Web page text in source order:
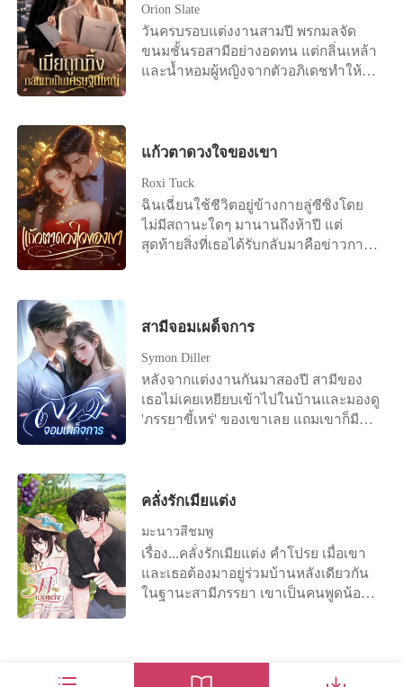
หลบอยู่ด้านหลังผู้เป็นอาจารย์ "จี้คงมี
อะไร" "นะนางลืมตาขอรับท่านอาจารย์"
เด็กน้อยชี้นิ้วสั่น ๆ ไปที่ศพบนพื้น "ว่า
ลำบากยากเย็น "นี่มัน...เป็นไปไม่ได้" รีบ
คว้าข้อมือของเด็กน้อยมาจับชีพจรดู
ดวงตาของนักพรตเฒ่ามืดมนลงในทันที
แตะนิ้วทำนายชะตา นี่มันคือการสลับ
ร่างเปลี่ยนวิญญาณ ดึงตัวลูกศิษย์ถอย
หลังไปสามก้าว "ผีร้ายตนไหนกล้ามา
ได้ว่าเธอกำลังขับรถกลับบ้าน ใช่แล้ว
เกิดอุบัติเหตุขึ้น มีรถบรรทุกเสียหลัก พุ่ง
มาชนรถของเธอ จากนั้นทุกอย่างก็ดับวูบ
ไป ท่าทางเหม่อลอยไร้สติของนางทำ
นักพรตเฒ่าหวาดระแวงในทันที เตรียม
หยิบยันต์ป้องกันภูตผีออกมา ขณะที่เด็ก
ขยับปลายเท้าเข้าหากัน ขาก็สั้น พลิก
ร้องไห้ นี่มันโลกถล่มใส่หัวของเธอหรือ
อย่างไรกัน เปรี๊ยะ ! ยันต์ขับไล่ภูตผีถูกปา
ใส่นางสุดแรง ก่อนที่มันจะปลิวร่อนลงไป
กองอยู่บนพื้น ยันต์ไม่เกิดการเผาไหม้ ผี
ฟาดออกมาอีกแผ่น นี่นับเป็นยันต์ที่ทรง
ทำไมต้องมาเบ่งแทนวะ ให้ไปแม่น้ำ
เหลืองเลยไม่ได้หรือไง มันเจ็บนะโว้ย
ฮือๆๆๆ สาวใช้ของนางพยายามช่วย ป้า
หูอายุห้าสิบแล้ว เป็นชาวบ้านครอบครัว
ทำคลอดแต่ข้าก็เคยคลอดลูกแหละน่า
สลบไปแบบเมื่อกี้เล่า อดทนหน่อย
"อ๊ายย โอ๊ยเจ็บโอ๊ยเวรกรรมฉิบหายยัง
ไม่ทันมีผัว ไม่ทันได้รู้รสชาติการป๊าบๆ
กับผู้ชายเลย ก็ต้องมาเบ่งลูก อื้อเจ็บ อ๊ะ
"พอแล้ว ไอ้อ๋องสุนัขนั่นสมควรไปตาย
ซะ อ๊าย ข้าเจ็บจะตายเจ้าจะมารำพึงรำ
พันอะไรเย่วเล่อ ออกแล้วข้าคลอดแล้ว
อ๊ะ อ๊ายยย" หลี่จื่อเหยียนคลอดบุตรชาย
ของร่างเดิมออกมาหนึ่งคน จากนั้นนาง
ก็เพลียจนหลับไป
Orion Slate
วันครบรอบแต่งงานสามปี พรกมลจัด
ขนมชั้นรอสามีอย่างอดทน แต่กลิ่นเหล้า
และน้ำหอมผู้หญิงจากตัวอภิเดชทำให้
ครบรอบทิ้ง และบอกว่าเขารักแค่ศศิ
เดชโกรธจัด เขายื่นสัญญาหย่าแล้วสั่งให้
เธอไปทำแท้ง เธอล้มลงเพราะถูกผลัก แต่
เขากลับไม่ยื่นมือช่วย กลับเดินจากไป
อย่างเย็นชา ที่บริษัท เพื่อนร่วมงาน
เซ็นสัญญาหย่า ลาออกจากงาน แล้วเดิน
สาบานว่าจะเลี้ยงลูกคนเดียวให้ได้
แก้วตาดวงใจของเขา
Roxi Tuck
ฉินเฉี่ยนใช้ชีวิตอยู่ข้างกายลู่ซีซิงโดย
ไม่มีสถานะใดๆ มานานถึงห้าปี แต่
สุดท้ายสิ่งที่เธอได้รับกลับมาคือข่าวการ
เรื่องรักใคร่ กลับตามหาเธออย่างบ้าคลั่ง
ครั้ง เธอปรากฏตัวอย่างน่าทึ่ง และข้าง
กายมีใครบางคนเคียงข้างอยู่ ขณะที่ชาย
หนุ่มเสียใจจนแทบบ้า พยายามพร่ำบอก
ความรักที่มาช้าเกินไป “อาเฉี่ยน กลับมา
เสียงเย็นชาและแฝงด้วยความประชด
ประชัน ลำคอของชายหนุ่มกระตุกเล็ก
น้อย เขายกมือขึ้นปิดดวงตาเย็นชาของ
เธอไว้ “เด็กดี อย่ามองฉันด้วยสายตา
แบบนั้นเลย ฉันทนไม่ไหว...”
สามีจอมเผด็จการ
Symon Diller
หลังจากแต่งงานกันมาสองปี สามีของ
เธอไม่เคยเหยียบเข้าไปในบ้านและมองดู
'ภรรยาขี้เหร่' ของเขาเลย แถมเขาก็มี
ไปเลย แต่เมื่อเธอเสนอเรื่องหย่า... ฟู่เหยีย
ตาเป็นพิเศษ เขาค่อยๆ ทำความรู้จักกับ
เธอเรื่อยๆ จนกระทั่งวันหนึ่งเขาค้นพบตัว
ตนที่แท้จริงของเธอเข้า เขาเสียใจแล้ว
คลั่งรักเมียแต่ง
มะนาวสีชมพู
เรื่อง...คลั่งรักเมียแต่ง คำโปรย เมื่อเขา
และเธอต้องมาอยู่ร่วมบ้านหลังเดียวกัน
ในฐานะสามีภรรยา เขาเป็นคนพูดน้อย
ขนาดใหญ่ เขาหล่อ ทำงานเก่ง พูดน้อย